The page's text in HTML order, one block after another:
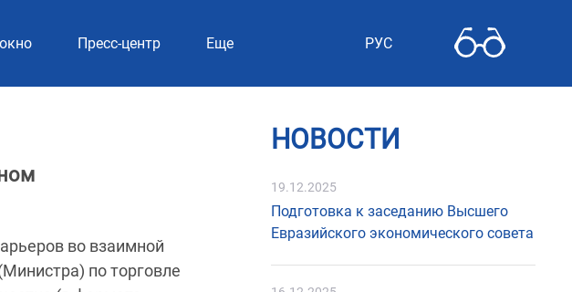
Пресс-центр Еще РУС
во взаимной
по торговле
НОВОСТИ
19.12.2025
Подготовка к заседанию Высшего
Евразийского экономического совета